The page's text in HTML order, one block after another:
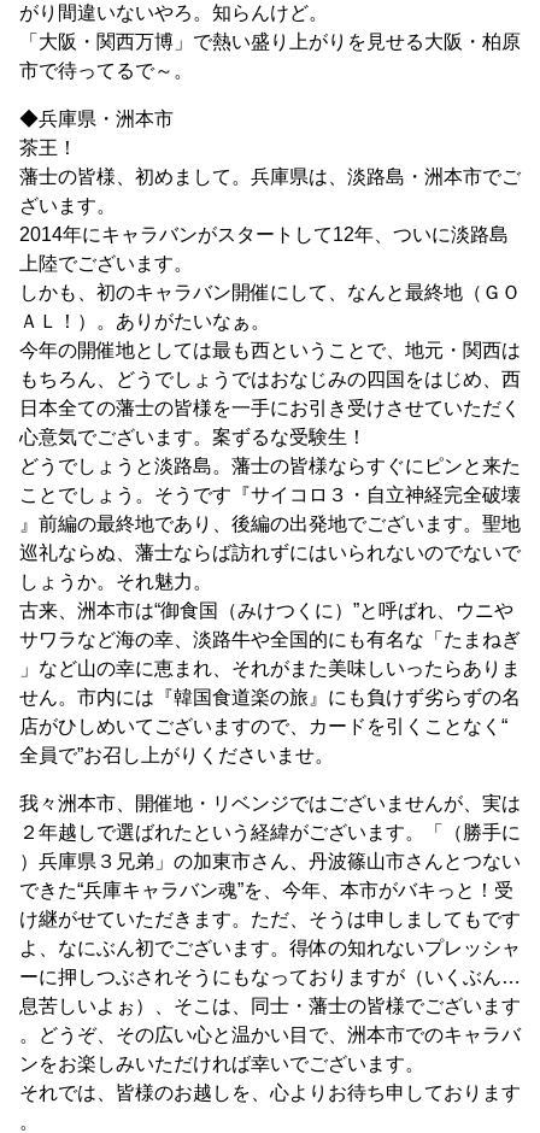
がり間違いないやろ。知らんけど。
「大阪・関西万博」で熱い盛り上がりを見せる大阪・柏原
市で待ってるで～。
◆兵庫県・洲本市
茶王！
藩士の皆様、初めまして。兵庫県は、淡路島・洲本市でご
ざいます。
2014年にキャラバンがスタートして12年、ついに淡路島
上陸でございます。
しかも、初のキャラバン開催にして、なんと最終地（ＧＯ
ＡＬ！）。ありがたいなぁ。
今年の開催地としては最も西ということで、地元・関西は
もちろん、どうでしょうではおなじみの四国をはじめ、西
日本全ての藩士の皆様を一手にお引き受けさせていただく
心意気でございます。案ずるな受験生！
どうでしょうと淡路島。藩士の皆様ならすぐにピンと来た
ことでしょう。そうです『サイコロ３・自立神経完全破壊
』前編の最終地であり、後編の出発地でございます。聖地
巡礼ならぬ、藩士ならば訪れずにはいられないのでないで
しょうか。それ魅力。
古来、洲本市は“御食国（みけつくに）”と呼ばれ、ウニや
サワラなど海の幸、淡路牛や全国的にも有名な「たまねぎ
」など山の幸に恵まれ、それがまた美味しいったらありま
せん。市内には『韓国食道楽の旅』にも負けず劣らずの名
店がひしめいてございますので、カードを引くことなく“
全員で”お召し上がりくださいませ。
我々洲本市、開催地・リベンジではございませんが、実は
２年越しで選ばれたという経緯がございます。「（勝手に
）兵庫県３兄弟」の加東市さん、丹波篠山市さんとつない
できた“兵庫キャラバン魂”を、今年、本市がバキっと！受
け継がせていただきます。ただ、そうは申しましてもです
よ、なにぶん初でございます。得体の知れないプレッシャ
ーに押しつぶされそうにもなっておりますが（いくぶん…
息苦しいよぉ）、そこは、同士・藩士の皆様でございます
。どうぞ、その広い心と温かい目で、洲本市でのキャラバ
ンをお楽しみいただければ幸いでございます。
それでは、皆様のお越しを、心よりお待ち申しております
。